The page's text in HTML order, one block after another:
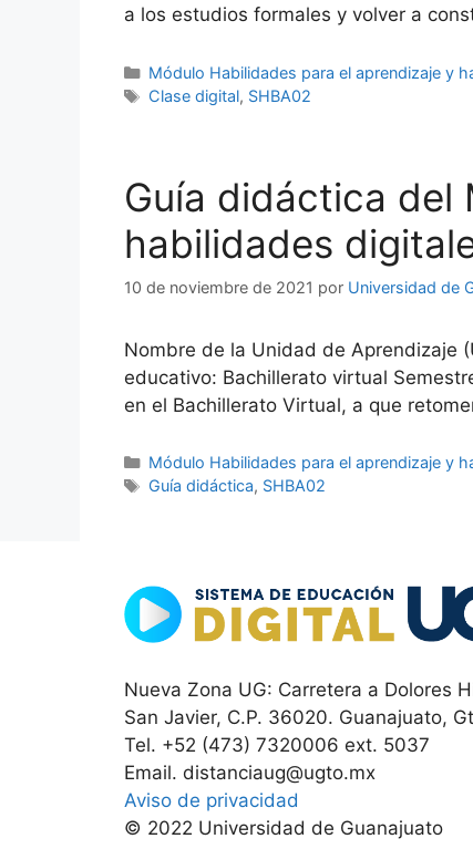
a los estudios formales y volver a
Categorías
Módulo Habilidades para el aprendizaje y
Etiquetas
Clase digital, SHBA02
Guía didáctica del
habilidades
10 de noviembre de 2021 por Universidad de
Nombre de la Unidad de Aprendizaje
educativo: Bachillerato virtual
en el Bachillerato Virtual, a que
Categorías
Módulo Habilidades para el aprendizaje y
Etiquetas
Guía didáctica, SHBA02
Nueva Zona UG: Carretera a Dolores
San Javier, C.P. 36020. Guanajuato,
Tel. +52 (473) 7320006 ext. 5037
Email. distanciaug@ugto.mx
Aviso de privacidad
© 2022 Universidad de Guanajuato